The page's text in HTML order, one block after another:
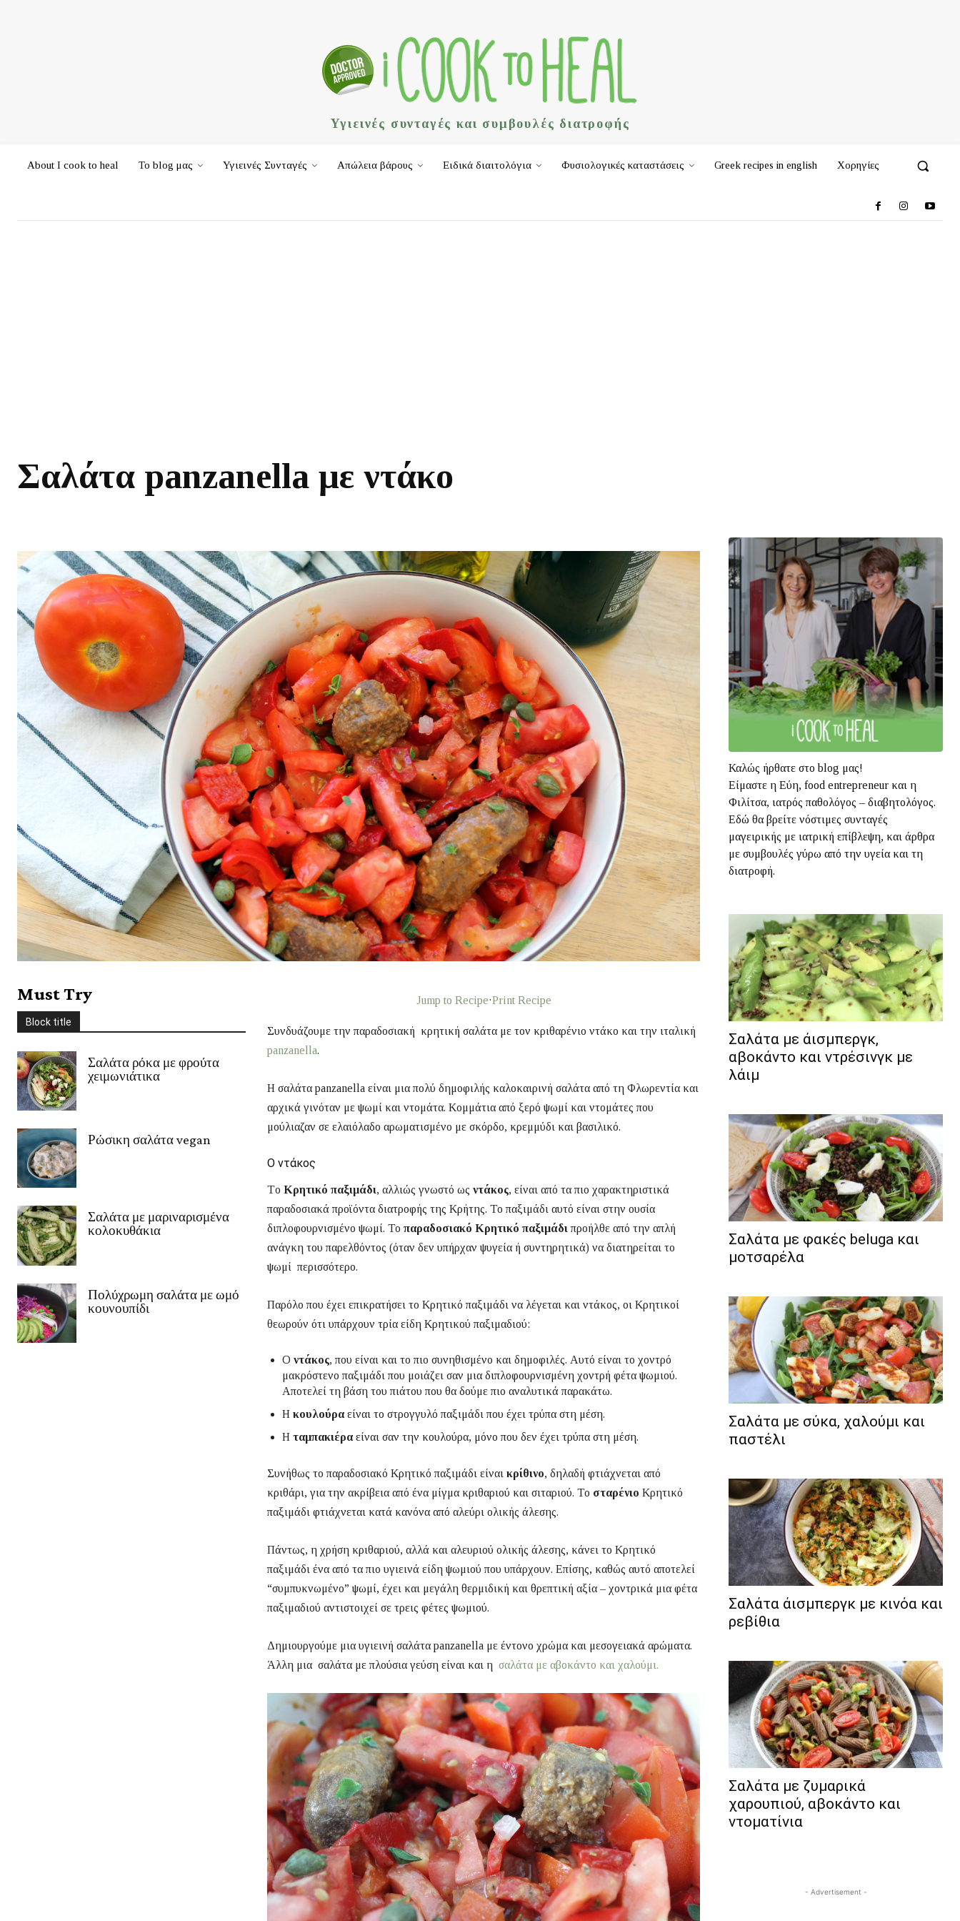
Υγιεινές συνταγές και συμβουλές διατροφής
About I cook to heal Το blog μας Υγιεινές Συνταγές Απώλεια βάρους Ειδικά διαιτολόγια Φυσιολογικές καταστάσεις Greek recipes in english Χορηγίες
Σαλάτα panzanella με ντάκο
Must Try
Block title
All Brunch
Cookies
Diet
Easter
Greek recipes in english
Russian
Tips Vegan
Vegetarian
΄
Αβγά
Αδυνάτισμα
Βιταμίνες
βρωμη
Γλυκά
Γονιμότητα
Διαβήτης
Δίαιτα
Εγκυμοσύνη
Ζυμαρικά
Θηλασμός
Ιατρικά Καλοκαίρι
Κόκκινο κρέας
Κοτόπουλο
Κουζίνα
Λαχανικά
Μπέργκερ
Μπισκότα
Νηστεία
Ξηροί καρποί και σπόροι
Οργάνωση
Ορεκτικά
Όσπρια
Παγωτά
Παιδιά
Παραδοσιακές συνταγές
Πάσχα
Πατάτα
Περιβάλλον Πίτες
Πίτσα
Πρωινό
πρωτείνη Ρύζι
Σαλάτα
Σάλτσα
Σνακ Σοκολάτα
Σούπα
Σαλάτα ρόκα με φρούτα
χειμωνιάτικα
Ρώσικη σαλάτα vegan
Σαλάτα με μαριναρισμένα
κολοκυθάκια
Πολύχρωμη σαλάτα με ωμό
κουνουπίδι
Jump to Recipe·Print Recipe
Συνδυάζουμε την παραδοσιακή κρητική σαλάτα με τον κριθαρένιο ντάκο και την ιταλική
panzanella.
Η σαλάτα panzanella είναι μια πολύ δημοφιλής καλοκαιρινή σαλάτα από τη Φλωρεντία και
αρχικά γινόταν με ψωμί και ντομάτα. Κομμάτια από ξερό ψωμί και ντομάτες που
μούλιαζαν σε ελαιόλαδο αρωματισμένο με σκόρδο, κρεμμύδι και βασιλικό.
Ο ντάκος
Tο Κρητικό παξιμάδι, αλλιώς γνωστό ως ντάκος, είναι από τα πιο χαρακτηριστικά
παραδοσιακά προϊόντα διατροφής της Κρήτης. Το παξιμάδι αυτό είναι στην ουσία
διπλοφουρνισμένο ψωμί. Το παραδοσιακό Κρητικό παξιμάδι προήλθε από την απλή
ανάγκη του παρελθόντος (όταν δεν υπήρχαν ψυγεία ή συντηρητικά) να διατηρείται το
ψωμί περισσότερο.
Παρόλο που έχει επικρατήσει το Κρητικό παξιμάδι να λέγεται και ντάκος, οι Κρητικοί
θεωρούν ότι υπάρχουν τρία είδη Κρητικού παξιμαδιού:
Ο ντάκος, που είναι και το πιο συνηθισμένο και δημοφιλές. Αυτό είναι το χοντρό
μακρόστενο παξιμάδι που μοιάζει σαν μια διπλοφουρνισμένη χοντρή φέτα ψωμιού.
Αποτελεί τη βάση του πιάτου που θα δούμε πιο αναλυτικά παρακάτω.
Η κουλούρα είναι το στρογγυλό παξιμάδι που έχει τρύπα στη μέση.
Η ταμπακιέρα είναι σαν την κουλούρα, μόνο που δεν έχει τρύπα στη μέση.
Συνήθως το παραδοσιακό Κρητικό παξιμάδι είναι κρίθινο, δηλαδή φτιάχνεται από
κριθάρι, για την ακρίβεια από ένα μίγμα κριθαριού και σιταριού. Το σταρένιο Κρητικό
παξιμάδι φτιάχνεται κατά κανόνα από αλεύρι ολικής άλεσης.
Πάντως, η χρήση κριθαριού, αλλά και αλευριού ολικής άλεσης, κάνει το Κρητικό
παξιμάδι ένα από τα πιο υγιεινά είδη ψωμιού που υπάρχουν. Επίσης, καθώς αυτό αποτελεί
“συμπυκνωμένο” ψωμί, έχει και μεγάλη θερμιδική και θρεπτική αξία – χοντρικά μια φέτα
παξιμαδιού αντιστοιχεί σε τρεις φέτες ψωμιού.
Δημιουργούμε μια υγιεινή σαλάτα panzanella με έντονο χρώμα και μεσογειακά αρώματα.
Άλλη μια σαλάτα με πλούσια γεύση είναι και η σαλάτα με αβοκάντο και χαλούμι.
Καλώς ήρθατε στο blog μας!
Είμαστε η Εύη, food entrepreneur και η
Φιλίτσα, ιατρός παθολόγος – διαβητολόγος.
Εδώ θα βρείτε νόστιμες συνταγές
μαγειρικής με ιατρική επίβλεψη, και άρθρα
με συμβουλές γύρω από την υγεία και τη
διατροφή.
Σαλάτα με άισμπεργκ,
αβοκάντο και ντρέσινγκ με
λάιμ
Σαλάτα με φακές beluga και
μοτσαρέλα
Σαλάτα με σύκα, χαλούμι και
παστέλι
Σαλάτα άισμπεργκ με κινόα και
ρεβίθια
Σαλάτα με ζυμαρικά
χαρουπιού, αβοκάντο και
ντοματίνια
- Advertisement -